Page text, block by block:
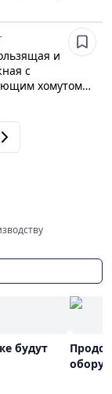
и
с
хомутом
будут